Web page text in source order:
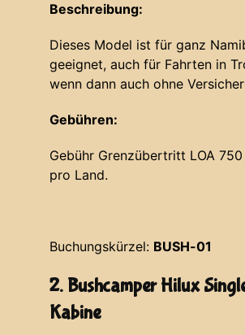
Beschreibung:
Dieses Model ist für ganz
geeignet, auch für Fahrten in
wenn dann auch ohne
Gebühren:
Gebühr Grenzübertritt LOA
pro Land.
Buchungskürzel: BUSH-01
2. Bushcamper Hilux
Kabine